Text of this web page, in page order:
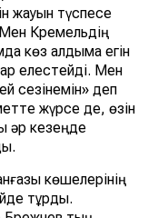
жауын түспесе
Мен Кремельдің
көз алдыма егін
елестейді. Мен
сезінемін» деп
жүрсе де, өзін
әр кезеңде
көшелерінің
тұрды.